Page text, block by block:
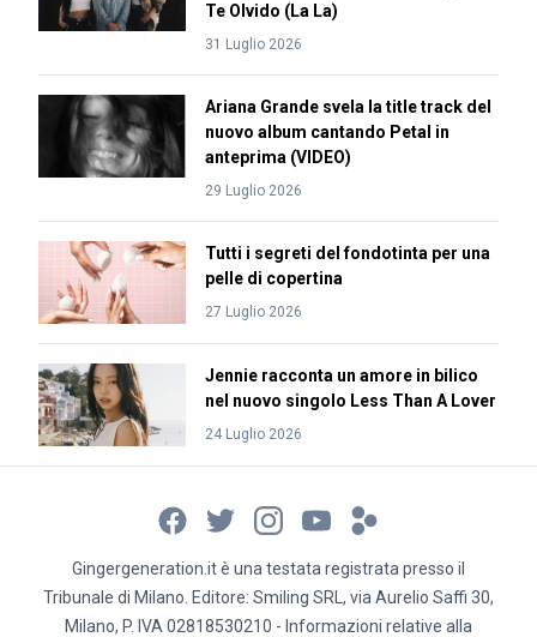
Te Olvido (La La)
31 Luglio 2026
Ariana Grande svela la title track del
nuovo album cantando Petal in
anteprima (VIDEO)
29 Luglio 2026
Tutti i segreti del fondotinta per una
pelle di copertina
27 Luglio 2026
Jennie racconta un amore in bilico
nel nuovo singolo Less Than A Lover
24 Luglio 2026
Gingergeneration.it è una testata registrata presso il
Tribunale di Milano. Editore: Smiling SRL, via Aurelio Saffi 30,
Milano, P. IVA 02818530210 - Informazioni relative alla